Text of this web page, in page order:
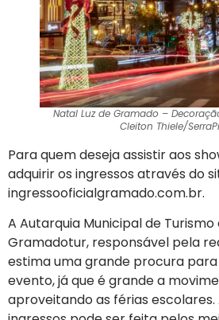
Natal Luz de Gramado –
Cleiton Thiele/
Para quem deseja assistir aos
adquirir os ingressos através do
ingressooficialgramado.com.br.
A Autarquia Municipal de Turismo
Gramadotur, responsável pela
estima uma grande procura para
evento, já que é grande a
aproveitando as férias escolares.